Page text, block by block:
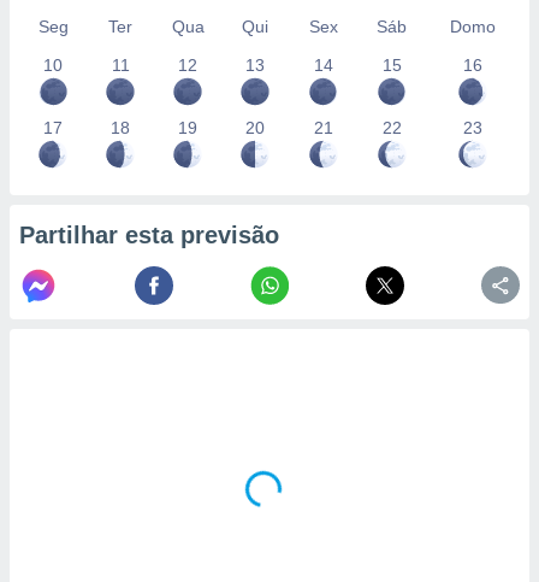
Seg Ter Qua Qui Sex Sáb
Domo
10
11 12 13 14 15 16
17 18 19 20 21 22 23
Partilhar esta previsão